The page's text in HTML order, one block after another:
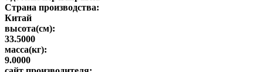
Страна производства:
Китай
высота(см):
33.5000
масса(кг):
9.0000